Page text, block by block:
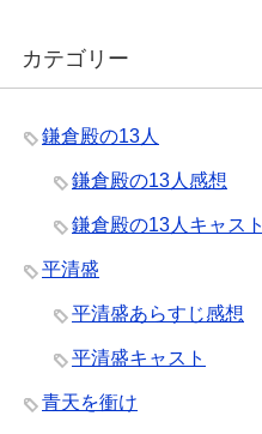
カテゴリー
鎌倉殿の13人
鎌倉殿の13人感想
鎌倉殿の13人キャスト
平清盛
平清盛あらすじ感想
平清盛キャスト
青天を衝け